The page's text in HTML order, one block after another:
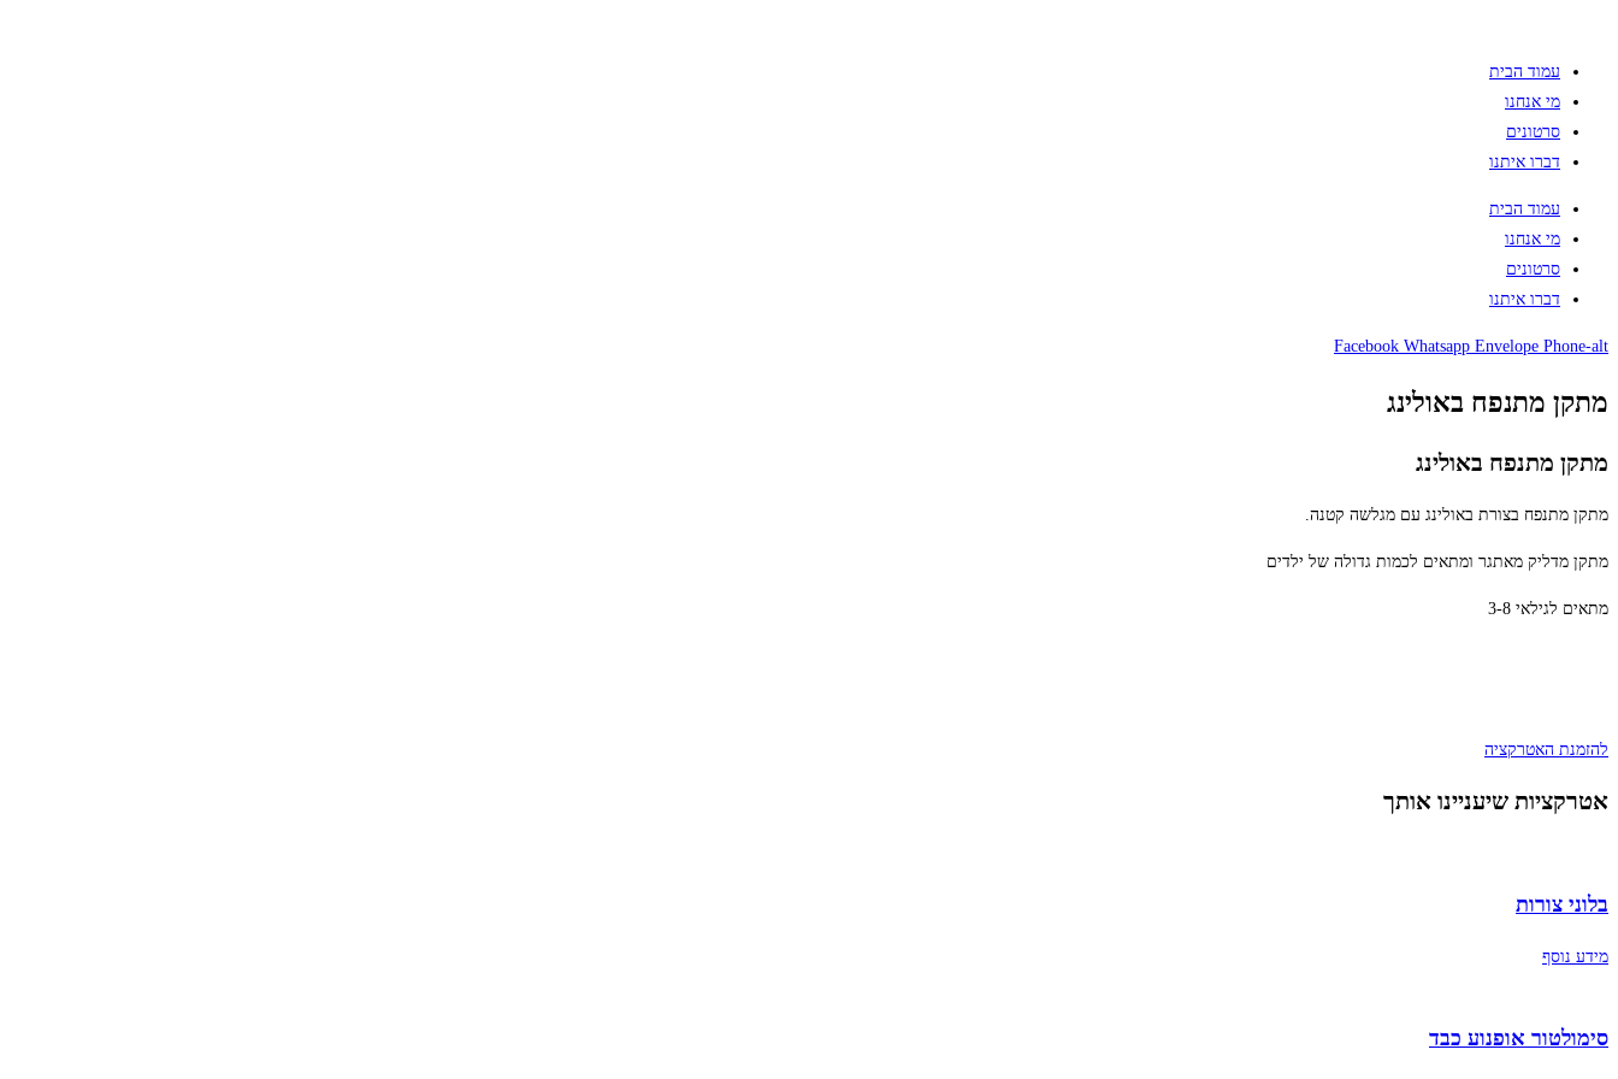
עמוד הבית
מי אנחנו
סרטונים
דברו איתנו
עמוד הבית
מי אנחנו
סרטונים
דברו איתנו
Facebook Whatsapp Envelope Phone-alt
מתקן מתנפח באולינג
מתקן מתנפח באולינג
​מתקן מתנפח בצורת באולינג עם מגלשה קטנה.
מתקן מדליק מאתגר ומתאים לכמות גדולה של ילדים
מתאים לגילאי 3-8
להזמנת האטרקציה
אטרקציות שיעניינו אותך
בלוני צורות
מידע נוסף
סימולטור אופנוע כבד